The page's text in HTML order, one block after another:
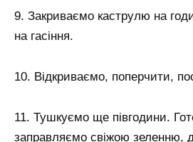
9. Закриваємо каструлю на
на гасіння.
10. Відкриваємо, поперчити,
11. Тушкуємо ще півгодини.
заправляємо свіжою зеленню,